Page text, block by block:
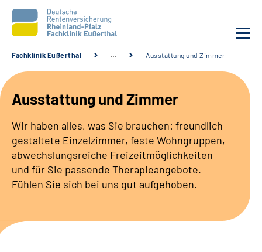
Unsere Klinik
Unsere Angebote
Ihre Rehabilitation
Karriere
Fachklinik Eußerthal … Ausstattung und Zimmer
Ausstattung und Zimmer
Wir haben alles, was Sie brauchen: freundlich
gestaltete Einzelzimmer, feste Wohngruppen,
abwechslungsreiche Freizeitmöglichkeiten
und für Sie passende Therapieangebote.
Fühlen Sie sich bei uns gut aufgehoben.